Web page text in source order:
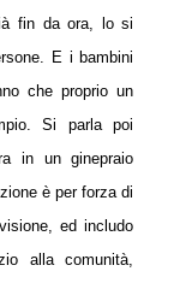
fin da ora, lo si
E i bambini
che proprio un
Si parla poi
in un ginepraio
è per forza di
ed includo
alla comunità,